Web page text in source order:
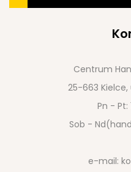
Centrum
25-663 Kielce,
Pn - Pt:
Sob -
e-mail: